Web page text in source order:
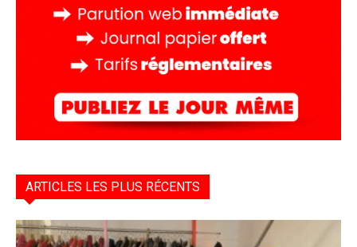
ARTICLES LES PLUS RÉCENTS